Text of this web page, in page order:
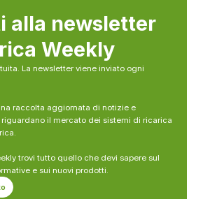
alla newsletter
Weekly
La newsletter viene inviato ogni
raccolta aggiornata di notizie e
il mercato dei sistemi di ricarica
trovi tutto quello che devi sapere sul
e sui nuovi prodotti.